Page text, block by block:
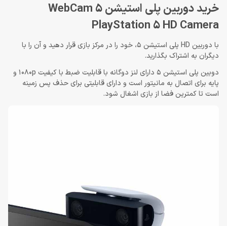
خرید دوربین پلی استیشن 5 WebCam
PlayStation 5 HD Camera
با دوربین HD پلی استیشن 5، خود را در مرکز بازی قرار دهید و آن را با
دیگران به اشتراک بگذارید.
دوبین پلی استیشن 5 دارای لنز دوگانه با قابلیت ضبط با کیفیت 1080p و
پایه برای اتصال به مانیتور است و دارای قابلیتی برای حذف پس زمینه
است تا کمترین فضا از بازی اشغال شود.